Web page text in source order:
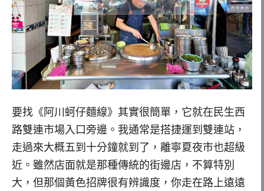
要找《阿川蚵仔麵線》其實很簡單，它就在民生西
路雙連市場入口旁邊。我通常是搭捷運到雙連站，
走過來大概五到十分鐘就到了，離寧夏夜市也超級
近。雖然店面就是那種傳統的街邊店，不算特別
大，但那個黃色招牌很有辨識度，你走在路上遠遠